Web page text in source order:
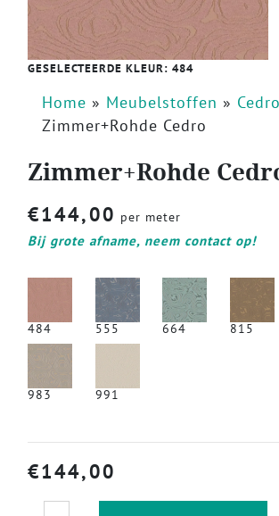
GESELECTEERDE KLEUR: 484
Home » Meubelstoffen » Cedro
Zimmer+Rohde Cedro
Zimmer+Rohde
€144,00 per meter
Bij grote afname, neem contact op!
484 555 664 815
983 991
€144,00